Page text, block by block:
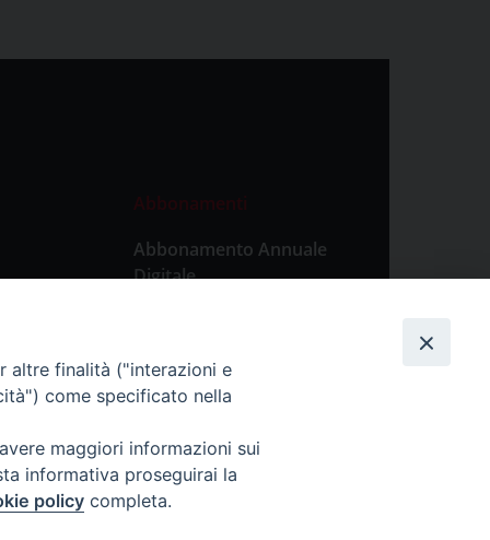
Abbonamenti
Abbonamento Annuale
Digitale
Abbonamento Singola
Copia Digitale
altre finalità ("interazioni e
come specificato nella
maggiori informazioni sui
informativa proseguirai la
policy completa.